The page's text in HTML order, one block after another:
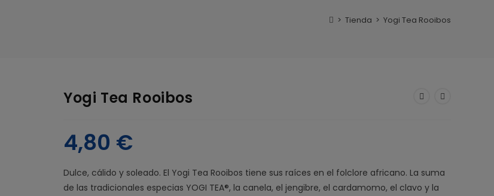
> Tienda > Yogi Tea Rooibos
Yogi Tea Rooibos
4,80 €
Dulce, cálido y soleado. El Yogi Tea Rooibos tiene sus raíces en el folclore africano. La suma
de las tradicionales especias YOGI TEA®, la canela, el jengibre, el cardamomo, el clavo y la